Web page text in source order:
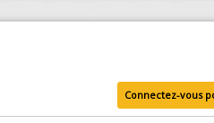
Connectez-vous